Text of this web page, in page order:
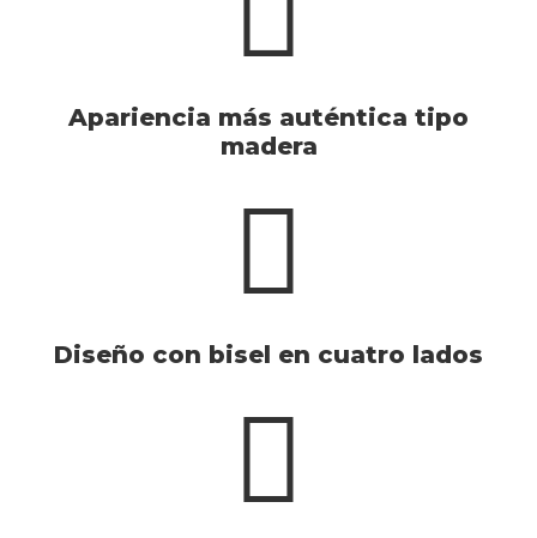
Apariencia más auténtica tipo
madera
Diseño con bisel en cuatro lados